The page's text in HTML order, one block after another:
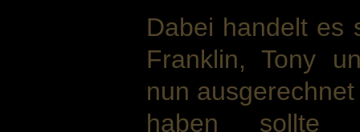
Dabei handelt es
Franklin, Tony
nun
haben